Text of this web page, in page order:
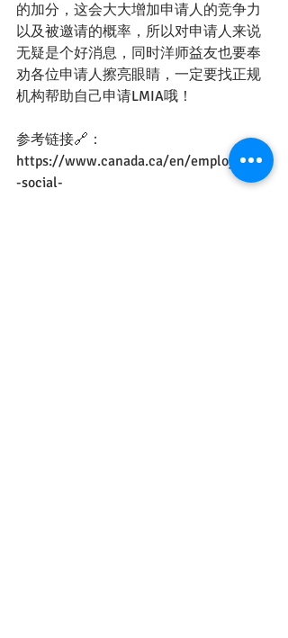
的加分，这会大大增加申请人的竞争力
以及被邀请的概率，所以对申请人来说
无疑是个好消息，同时洋师益友也要奉
劝各位申请人擦亮眼睛，一定要找正规
机构帮助自己申请LMIA哦！
参考链接🔗：
https://www.canada.ca/en/employment
-social-